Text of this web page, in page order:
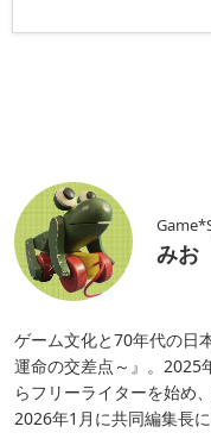
みお
ゲーム文化と70年代の日
運命の交差点～』。
らフリーライターを始め
2026年1月に共同編集長に